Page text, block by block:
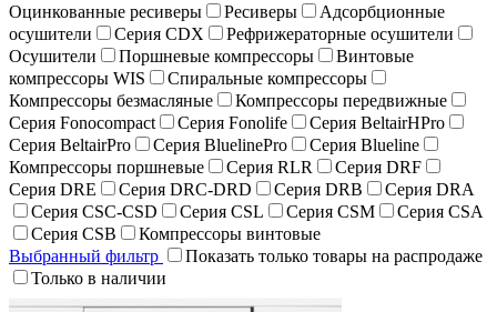
Оцинкованные ресиверы
Ресиверы
Адсорбционные
осушители
Серия CDX
Рефрижераторные осушители
Осушители
Поршневые компрессоры
Винтовые
компрессоры WIS
Спиральные компрессоры
Компрессоры безмасляные
Компрессоры передвижные
Серия Fonocompact
Серия Fonolife
Серия BeltairHPro
Серия BeltairPro
Серия BluelinePro
Серия Blueline
Компрессоры поршневые
Серия RLR
Серия DRF
Серия DRE
Серия DRC-DRD Серия DRB
Серия DRA
Серия CSC-CSD
Серия CSL Серия CSM
Серия CSA
Серия CSB
Компрессоры винтовые
Выбранный фильтр
Показать только товары на распродаже
Только в наличии